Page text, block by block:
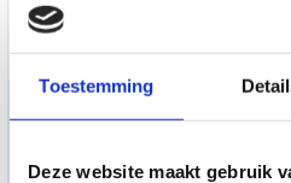
Toestemming
Deze website maakt gebruik
Circuit
2.998,50